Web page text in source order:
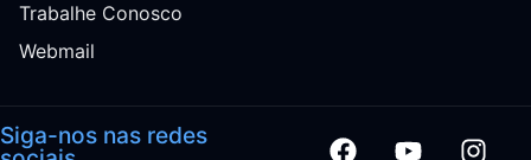
Trabalhe Conosco
Webmail
Siga-nos nas redes